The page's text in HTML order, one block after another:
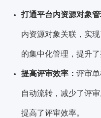
打通平台内资源对象
内资源对象关联，实
的集中化管理，提升了
提高评审效率：评审
自动流转，减少了评
提高了评审效率。